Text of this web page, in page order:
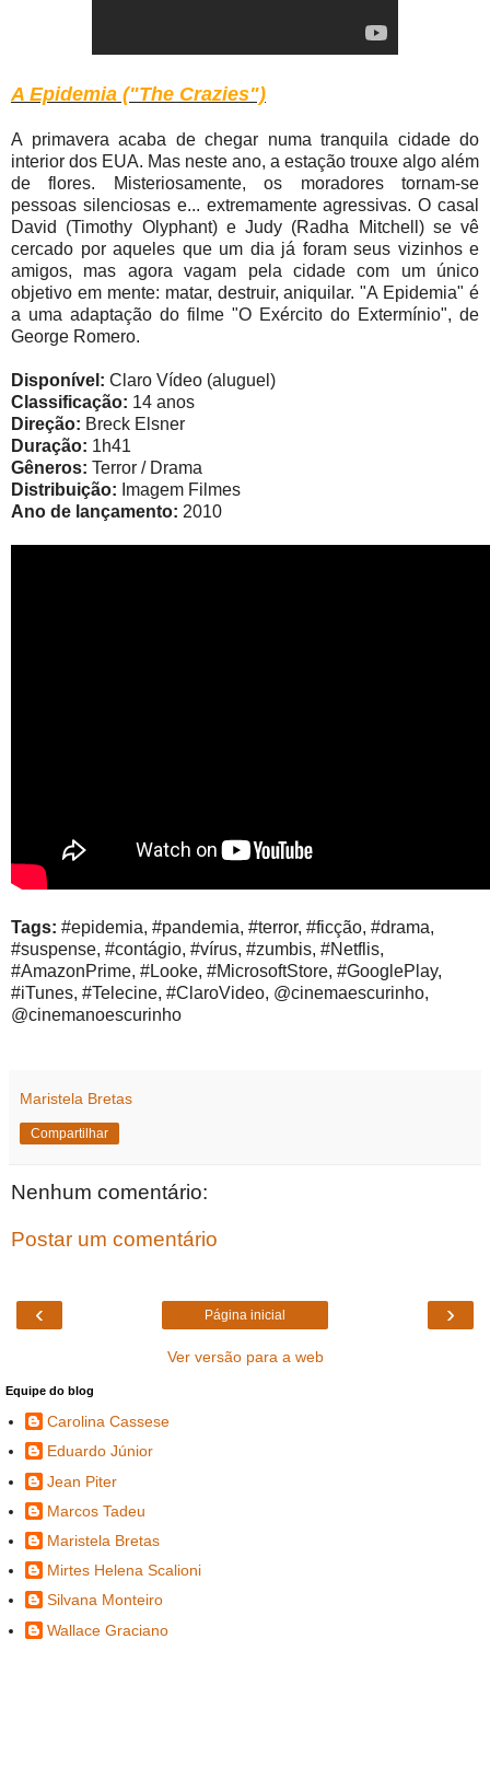
A Epidemia ("The Crazies")
A primavera acaba de chegar numa tranquila cidade do
interior dos EUA. Mas neste ano, a estação trouxe algo além
de flores. Misteriosamente, os moradores tornam-se
pessoas silenciosas e... extremamente agressivas. O casal
David (Timothy Olyphant) e Judy (Radha Mitchell) se vê
cercado por aqueles que um dia já foram seus vizinhos e
amigos, mas agora vagam pela cidade com um único
objetivo em mente: matar, destruir, aniquilar. "A Epidemia" é
a uma adaptação do filme "O Exército do Extermínio", de
George Romero.
Disponível: Claro Vídeo (aluguel)
Classificação: 14 anos
Direção: Breck Elsner
Duração: 1h41
Gêneros: Terror / Drama
Distribuição: Imagem Filmes
Ano de lançamento: 2010
Tags: #epidemia, #pandemia, #terror, #ficção, #drama,
#suspense, #contágio, #vírus, #zumbis, #Netflis,
#AmazonPrime, #Looke, #MicrosoftStore, #GooglePlay,
#iTunes, #Telecine, #ClaroVideo, @cinemaescurinho,
@cinemanoescurinho
Maristela Bretas
Compartilhar
Nenhum comentário:
Postar um comentário
‹ ›
Página inicial
Ver versão para a web
Equipe do blog
Carolina Cassese
Eduardo Júnior
Jean Piter
Marcos Tadeu
Maristela Bretas
Mirtes Helena Scalioni
Silvana Monteiro
Wallace Graciano